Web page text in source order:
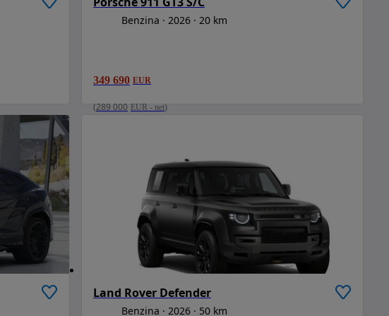
Benzina 2026 20 km
349 690 EUR
(289 000 EUR - net)
Land Rover Defender
Benzina 2026 50 km